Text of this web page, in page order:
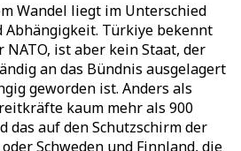
Wandel liegt im Unterschied
Abhängigkeit. Türkiye bekennt
NATO, ist aber kein Staat, der
an das Bündnis ausgelagert
geworden ist. Anders als
kaum mehr als 900
das auf den Schutzschirm der
Schweden und Finnland, die